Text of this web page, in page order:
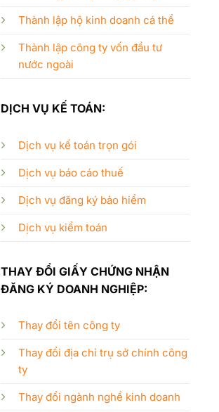
Thành lập hộ kinh doanh cá thể
Thành lập công ty vốn đầu tư
nước ngoài
DỊCH VỤ KẾ TOÁN:
Dịch vụ kế toán trọn gói
Dịch vụ báo cáo thuế
Dịch vụ đăng ký bảo hiểm
Dịch vụ kiểm toán
THAY ĐỔI GIẤY CHỨNG NHẬN
ĐĂNG KÝ DOANH NGHIỆP:
Thay đổi tên công ty
Thay đổi địa chỉ trụ sở chính công
ty
Thay đổi ngành nghề kinh doanh